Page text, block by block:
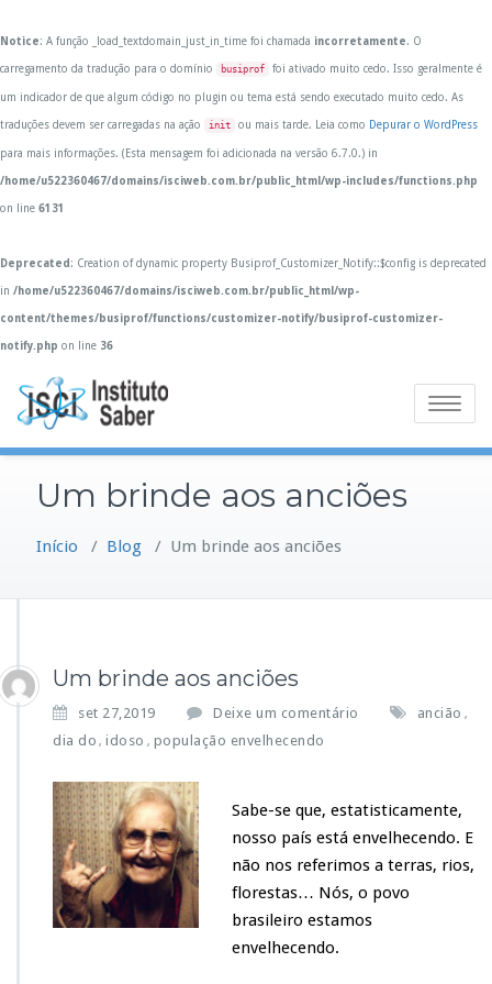
Notice: A função _load_textdomain_just_in_time foi chamada incorretamente. O
carregamento da tradução para o domínio busiprof foi ativado muito cedo. Isso geralmente é
um indicador de que algum código no plugin ou tema está sendo executado muito cedo. As
traduções devem ser carregadas na ação init ou mais tarde. Leia como Depurar o WordPress
para mais informações. (Esta mensagem foi adicionada na versão 6.7.0.) in
/home/u522360467/domains/isciweb.com.br/public_html/wp-includes/functions.php
on line 6131
Deprecated: Creation of dynamic property Busiprof_Customizer_Notify::$config is deprecated
in /home/u522360467/domains/isciweb.com.br/public_html/wp-
content/themes/busiprof/functions/customizer-notify/busiprof-customizer-
notify.php on line 36
content
Toggle
Um brinde aos anciões
Início / Blog / Um brinde aos anciões
Um brinde aos anciões
set 27,2019 Deixe um comentário ancião ,
dia do , idoso , população envelhecendo
Sabe-se que, estatisticamente,
nosso país está envelhecendo. E
não nos referimos a terras, rios,
florestas… Nós, o povo
brasileiro estamos
envelhecendo.